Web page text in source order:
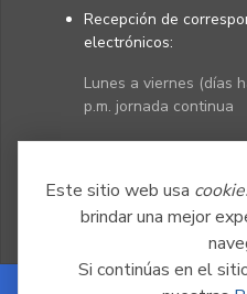
Este sitio web usa
brindar una mejor
Si continúas en el
Recepción de
electrónicos:
Lunes a viernes (días
p.m. jornada continua